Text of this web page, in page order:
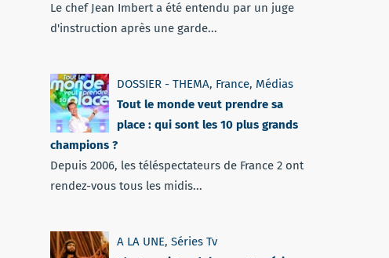
Le chef Jean Imbert a été entendu par un juge
d'instruction après une garde...
DOSSIER - THEMA, France, Médias
Tout le monde veut prendre sa
place : qui sont les 10 plus grands
champions ?
Depuis 2006, les téléspectateurs de France 2 ont
rendez-vous tous les midis...
A LA UNE, Séries Tv